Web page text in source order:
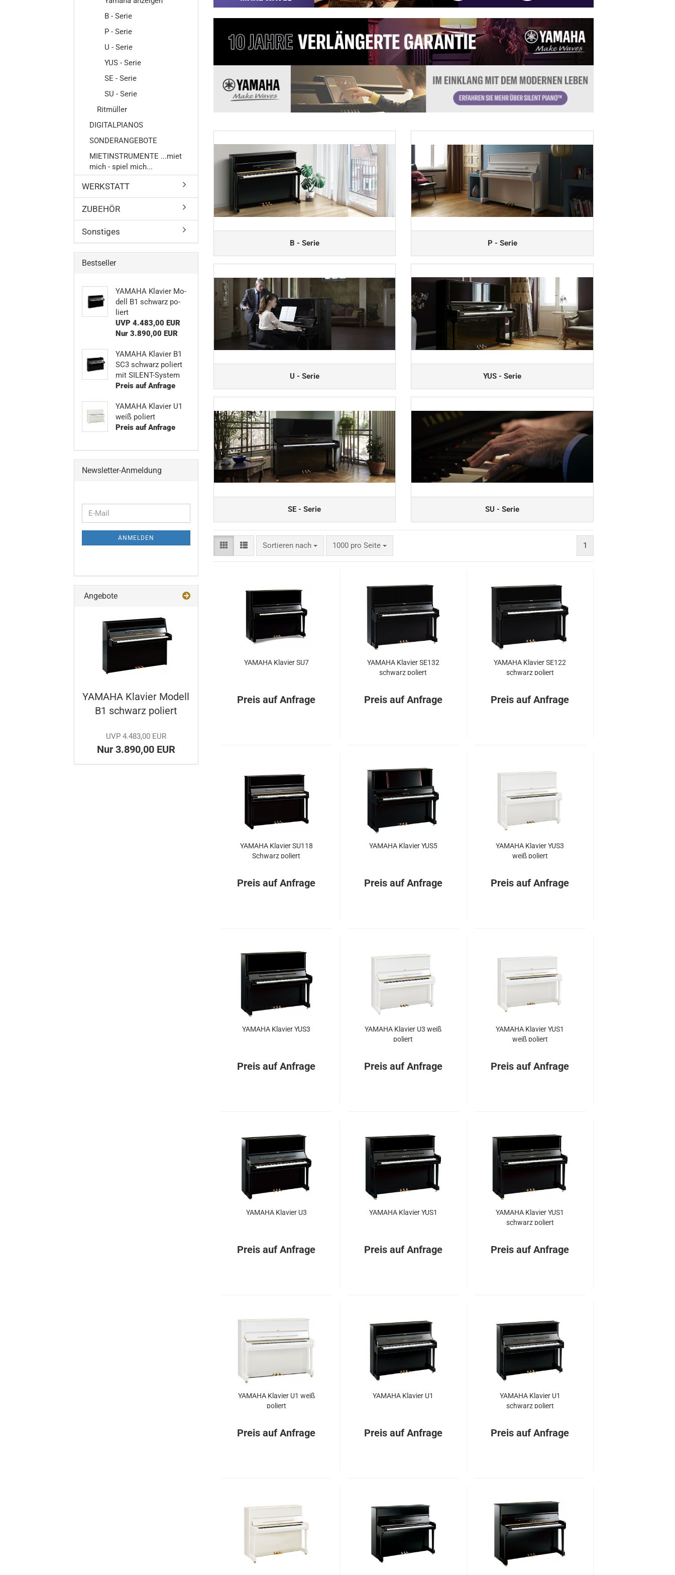
B - Serie P - Serie
U - Serie YUS - Serie
SE - Serie SU - Serie
Sortieren nach
Sortieren nach 1000 pro Seite
pro Seite 1
YA­MA­HA Kla­vier SU7
Preis auf Anfrage
YA­MA­HA Kla­vier SE132
schwarz po­liert
Preis auf Anfrage
YA­MA­HA Kla­vier SE122
schwarz po­liert
Preis auf Anfrage
YA­MA­HA Kla­vier SU118
Schwarz po­liert
Preis auf Anfrage
YA­MA­HA Kla­vier YUS5
Preis auf Anfrage
YA­MA­HA Kla­vier YUS3
weiß po­liert
Preis auf Anfrage
YA­MA­HA Kla­vier YUS3
Preis auf Anfrage
YA­MA­HA Kla­vier U3 weiß
po­liert
Preis auf Anfrage
YA­MA­HA Kla­vier YUS1
weiß po­liert
Preis auf Anfrage
YA­MA­HA Kla­vier U3
Preis auf Anfrage
YA­MA­HA Kla­vier YUS1
Preis auf Anfrage
YA­MA­HA Kla­vier YUS1
schwarz po­liert
Preis auf Anfrage
YA­MA­HA Kla­vier U1 weiß
po­liert
Preis auf Anfrage
YA­MA­HA Kla­vier U1
Preis auf Anfrage
YA­MA­HA Kla­vier U1
schwarz po­liert
Preis auf Anfrage
B - Serie
P - Serie
U - Serie
YUS - Serie
SE - Serie
SU - Serie
Ritmüller
DIGITALPIANOS
SONDERANGEBOTE
MIETINSTRUMENTE ...miet
mich - spiel mich...
WERKSTATT
ZUBEHÖR
Sonstiges
Bestseller
YA­MA­HA Kla­vier Mo­
dell B1 schwarz po­
liert
UVP 4.483,00 EUR
Nur 3.890,00 EUR
YA­MA­HA Kla­vier B1
SC3 schwarz po­liert
mit SILENT-​System
Preis auf Anfrage
YA­MA­HA Kla­vier U1
weiß po­liert
Preis auf Anfrage
Newsletter-Anmeldung
WEITER
ZUR
NEWSLETTER-
ANMELDUNG
E-
Mail
ANMELDEN
Angebote
YA­MA­HA Kla­vier Mo­dell
B1 schwarz po­liert
UVP 4.483,00 EUR
Nur 3.890,00 EUR